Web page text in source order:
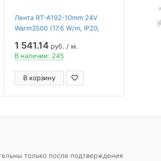
Лента RT-A192-10mm 24V
Warm3500 (17.6 W/m, IP20,
высок.эфф.150 лм/Вт)
1 541.14 руб. / м.
В наличии: 245
В корзину
только после подтверждения